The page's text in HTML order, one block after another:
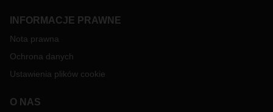
INFORMACJE PRAWNE
Nota prawna
Ochrona danych
Ustawienia plików cookie
O NAS